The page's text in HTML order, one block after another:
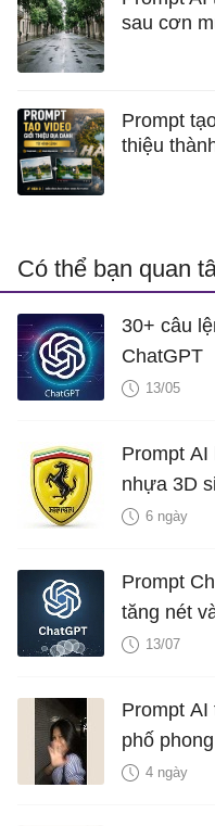
sau cơn
Prompt
thiệu
Có thể bạn quan
30+ câu
ChatGPT
13/05
Prompt AI
nhựa 3D
6 ngày
Prompt
tăng nét
13/07
Prompt
phố
iPhone
4 ngày